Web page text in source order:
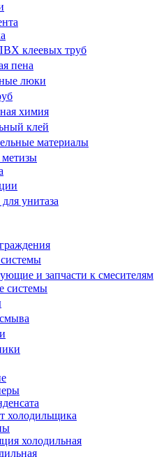
клеевых труб
пена
люки
химия
клей
материалы
унитаза
и запчасти к смесителям
системы
холодильщика
холодильная